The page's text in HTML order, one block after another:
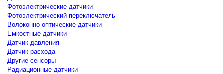
Фотоэлектрические датчики
Фотоэлектрический переключатель
Волоконно-оптические датчики
Емкостные датчики
Датчик давления
Датчик расхода
Другие сенсоры
Радиационные датчики